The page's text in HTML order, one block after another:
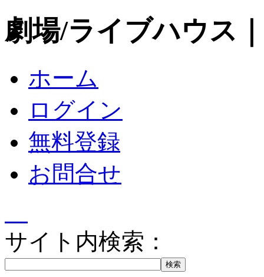
劇場/ライブハウス
ホーム
ログイン
無料登録
お問合せ
サイト内検索：